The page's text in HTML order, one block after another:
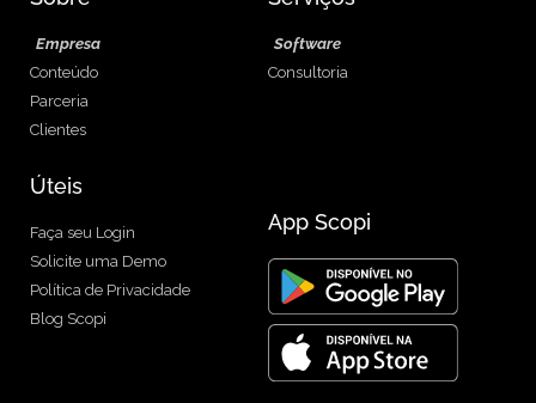
Empresa
Conteúdo
Parceria
Clientes
Software
Consultoria
Úteis
Faça seu Login
Solicite uma Demo
Política de Privacidade
Blog Scopi
App Scopi